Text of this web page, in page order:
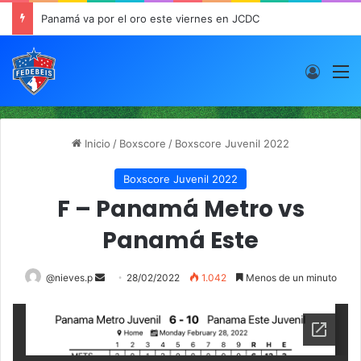
Panamá va por el oro este viernes en JCDC
Inicio / Boxscore / Boxscore Juvenil 2022
Boxscore Juvenil 2022
F – Panamá Metro vs
Panamá Este
@nieves.p
S
n
a
28/02/2022 1.042 Menos de un minuto